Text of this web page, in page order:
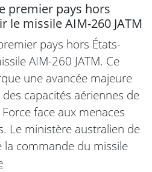
premier pays hors
le missile AIM-260 JATM
pays hors États-
AIM-260 JATM. Ce
une avancée majeure
capacités aériennes de
face aux menaces
Le ministère australien de
la commande du missile